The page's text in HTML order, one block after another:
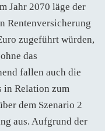
Jahr 2070 läge der
Rentenversicherung
zugeführt würden,
das
fallen auch die
in Relation zum
dem Szenario 2
aus. Aufgrund der